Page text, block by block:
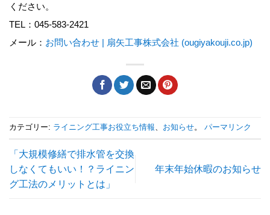
ください。
TEL：045-583-2421
メール： お問い合わせ | 扇矢工事株式会社 (ougiyakouji.co.jp)
カテゴリー: ライニング工事お役立ち情報、 お知らせ。 パーマリンク
「大規模修繕で排水管を交換
しなくてもいい！？ライニン
グ工法のメリットとは」
年末年始休暇のお知らせ